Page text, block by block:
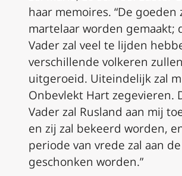
haar memoires. “De
martelaar worden gemaakt;
Vader zal veel te lijden
verschillende volkeren
uitgeroeid. Uiteindelijk zal
Onbevlekt Hart zegevieren.
Vader zal Rusland aan mij
en zij zal bekeerd worden,
periode van vrede zal aan
geschonken worden.”